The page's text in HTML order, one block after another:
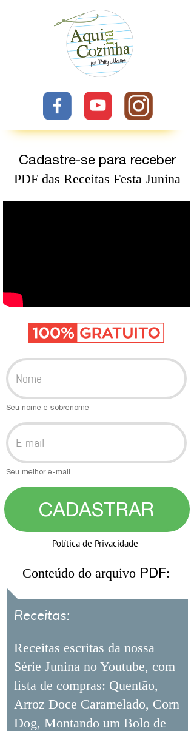
Cadastre-se para receber
PDF das Receitas Festa Junina
Conteúdo do arquivo PDF:
Política de Privacidade
Receitas:
Receitas escritas da nossa
Série Junina no Youtube, com
lista de compras: Quentão,
Arroz Doce Caramelado, Corn
Dog, Montando um Bolo de
Seu nome e sobrenome
Seu melhor e-mail
CADASTRAR